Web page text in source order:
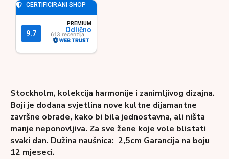
Stockholm, kolekcija harmonije i zanimljivog dizajna.
Boji je dodana svjetlina nove kultne dijamantne
završne obrade, kako bi bila jednostavna, ali ništa
manje neponovljiva. Za sve žene koje vole blistati
svaki dan. Dužina naušnica: 2,5cm Garancija na boju
12 mjeseci.